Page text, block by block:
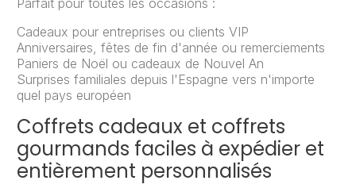
Parfait pour toutes les occasions :
Cadeaux pour entreprises ou clients VIP
Anniversaires, fêtes de fin d'année ou remerciements
Paniers de Noël ou cadeaux de Nouvel An
Surprises familiales depuis l'Espagne vers n'importe
quel pays européen
Coffrets cadeaux et coffrets
gourmands faciles à expédier et
entièrement personnalisés